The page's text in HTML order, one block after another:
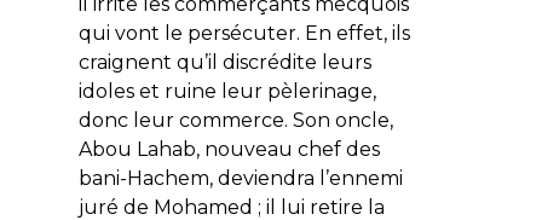
qui vont le persécuter. En effet, ils
craignent qu’il discrédite leurs
idoles et ruine leur pèlerinage,
donc leur commerce. Son oncle,
Abou Lahab, nouveau chef des
bani-Hachem, deviendra l’ennemi
juré de Mohamed ; il lui retire la